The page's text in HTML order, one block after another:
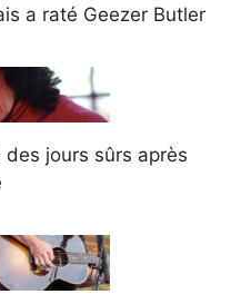
a raté Geezer Butler
jours sûrs après